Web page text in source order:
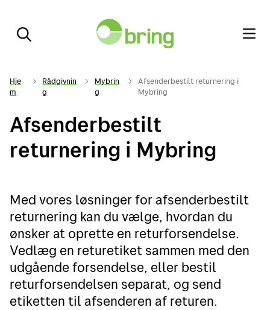
Hje
m
Rådgivnin
g
Mybrin
g
Afsenderbestilt returnering i
Mybring
Afsenderbestilt
returnering i Mybring
Med vores løsninger for afsenderbestilt
returnering kan du vælge, hvordan du
ønsker at oprette en returforsendelse.
Vedlæg en returetiket sammen med den
udgående forsendelse, eller bestil
returforsendelsen separat, og send
etiketten til afsenderen af returen.